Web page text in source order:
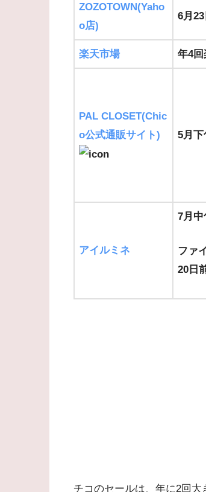
ZOZOTOWN(Yaho
o店)
6月
楽天市場 年4回
PAL CLOSET(Chic
o公式通販サイト)
5月
アイルミネ
7月中
ファ
20日
チコのセールは、年に2回大